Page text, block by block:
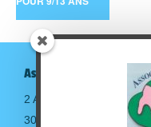
Association Temps Libre
2 Avenue de la gare
30190 Saint-Geniès de